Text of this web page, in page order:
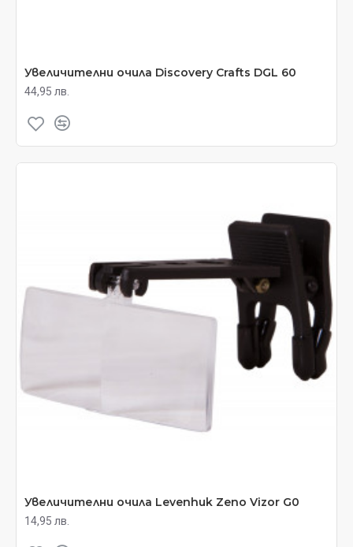
Увеличителни очила Discovery Crafts DGL 60
44,95 лв.
Увеличителни очила Levenhuk Zeno Vizor G0
14,95 лв.